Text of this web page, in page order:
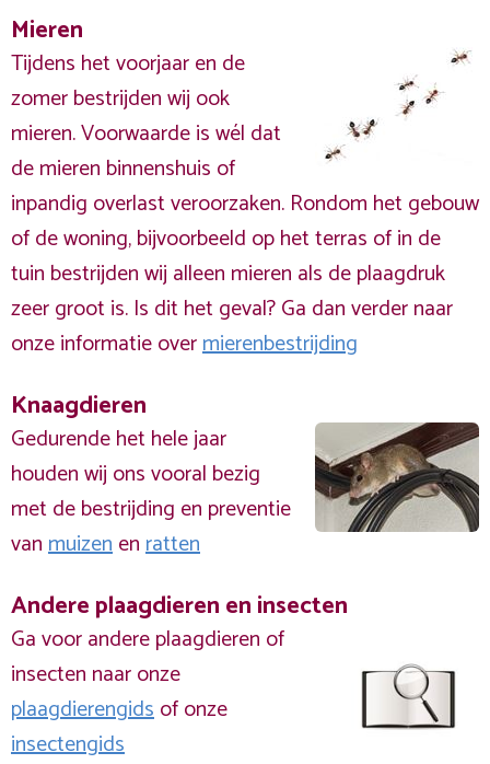
Mieren
Tijdens het voorjaar en de
zomer bestrijden wij ook
mieren. Voorwaarde is wél dat
de mieren binnenshuis of
inpandig overlast veroorzaken. Rondom het gebouw
of de woning, bijvoorbeeld op het terras of in de
tuin bestrijden wij alleen mieren als de plaagdruk
zeer groot is. Is dit het geval? Ga dan verder naar
onze informatie overmierenbestrijding
Knaagdieren
Gedurende het hele jaar
houden wij ons vooral bezig
met de bestrijding en preventie
vanmuizenenratten
Andere plaagdieren en insecten
Ga voor andere plaagdieren of
insecten naar onze
plaagdierengidsof onze
insectengids